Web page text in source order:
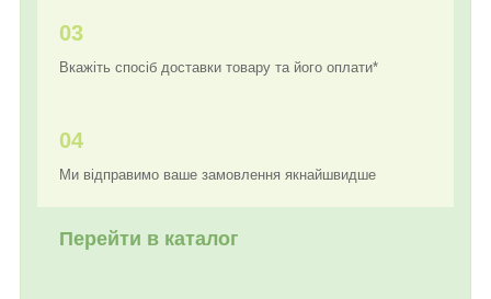
03
Вкажіть спосіб доставки товару та його оплати*
04
Ми відправимо ваше замовлення якнайшвидше
Перейти в каталог